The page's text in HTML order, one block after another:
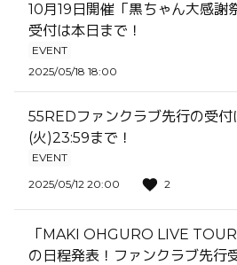
10月19日開催「黒ちゃん大感謝
受付は本日まで！
EVENT
2025/05/18 18:00
55REDファンクラブ先行の受付
(火)23:59まで！
EVENT
2025/05/12 20:00
2
「MAKI OHGURO LIVE
の日程発表！ファンクラブ先行